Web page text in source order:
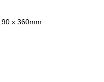
x 360mm